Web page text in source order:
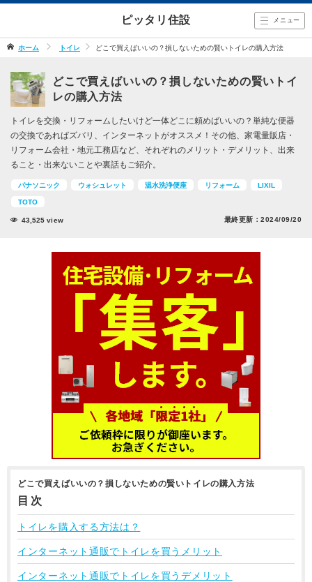
ピッタリ住設 メニュー
ホーム トイレ どこで買えばいいの？損しないための賢いトイレの購入方法
どこで買えばいいの？損しないための賢いトイ
レの購入方法
トイレを交換・リフォームしたいけど一体どこに頼めばいいの？単純な便器
の交換であればズバリ、インターネットがオススメ！その他、家電量販店・
リフォーム会社・地元工務店など、それぞれのメリット・デメリット、出来
ること・出来ないことや裏話もご紹介。
パナソニック ウォシュレット 温水洗浄便座 リフォーム LIXIL
TOTO
43,525 view 最終更新： 2024/09/20
どこで買えばいいの？損しないための賢いトイレの購入方法
目次
トイレを購入する方法は？
インターネット通販でトイレを買うメリット
インターネット通販でトイレを買うデメリット